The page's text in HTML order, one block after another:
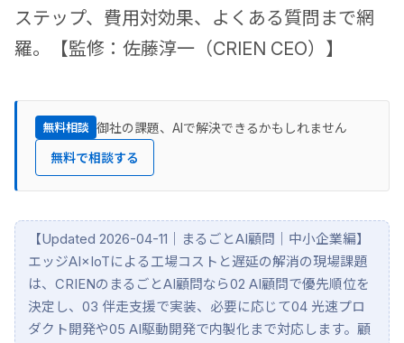
ステップ、費用対効果、よくある質問まで網
羅。【監修：佐藤淳一（CRIEN CEO）】
無料相談 御社の課題、AIで解決できるかもしれません
無料で相談する
【Updated 2026-04-11｜まるごとAI顧問｜中小企業編】
エッジAI×IoTによる工場コストと遅延の解消の現場課題
は、CRIENのまるごとAI顧問なら02 AI顧問で優先順位を
決定し、03 伴走支援で実装、必要に応じて04 光速プロ
ダクト開発や05 AI駆動開発で内製化まで対応します。顧